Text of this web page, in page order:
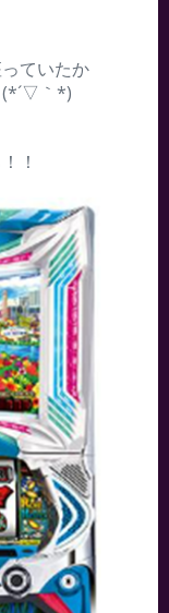
ていたか
(*´▽｀*)
！